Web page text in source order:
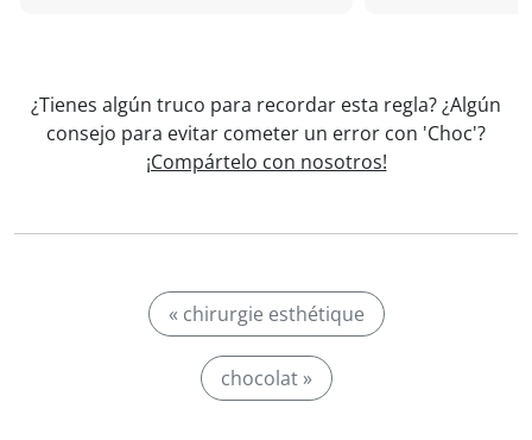
¿Tienes algún truco para recordar esta regla? ¿Algún
consejo para evitar cometer un error con 'Choc'?
¡Compártelo con nosotros!
« chirurgie esthétique
chocolat »